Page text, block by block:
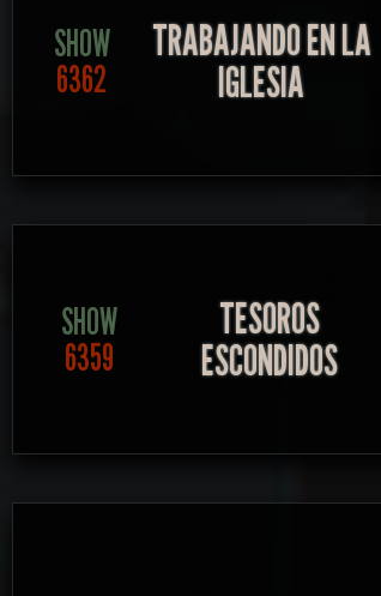
SHOW
6362
TRABAJANDO EN LA
IGLESIA
SHOW
6359
TESOROS
ESCONDIDOS